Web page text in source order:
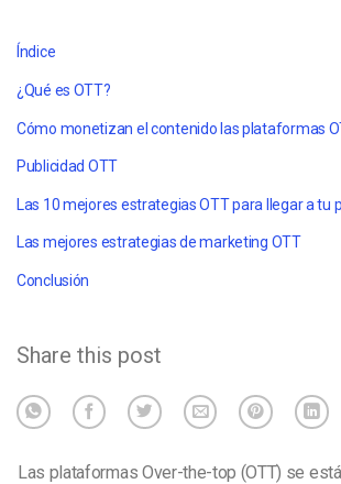
Índice
¿Qué es OTT?
Cómo monetizan el contenido las plataformas
Publicidad OTT
Las 10 mejores estrategias OTT para llegar a tu
Las mejores estrategias de marketing OTT
Conclusión
Share this post
Las plataformas Over-the-top (OTT) se